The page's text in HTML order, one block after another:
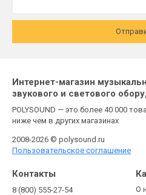
Интернет-магазин
звукового и светового
POLYSOUND — это более 40 000
ниже чем в других магазинах
2008-2026 © polysound.ru
Пользовательское соглашение
Контакты
8 (800) 555-27-54
О